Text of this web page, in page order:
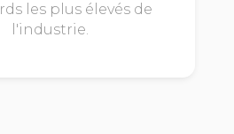
les plus élevés de
l'industrie.